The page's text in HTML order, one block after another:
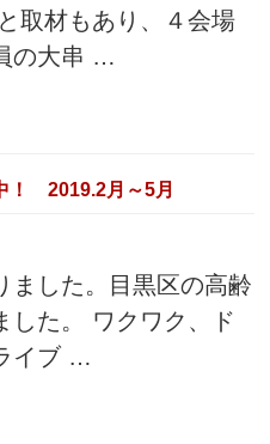
取材もあり、４会場
の大串 …
！ 2019.2月～5月
ました。目黒区の高齢
した。 ワクワク、ド
イブ …